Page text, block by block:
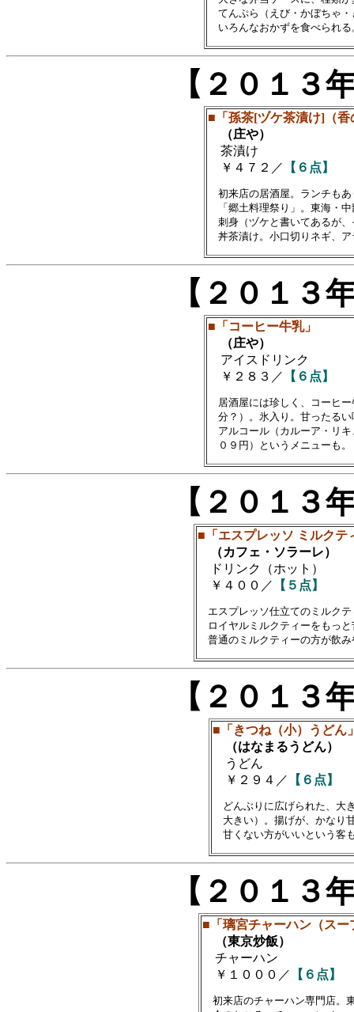
てんぷら（えび・かぼちゃ・
【２０１
■「孫茶[ヅケ茶漬け]（香
（庄や）
茶漬け
￥４７２／ 【６点】
初来店の居酒屋。ランチもあ
「郷土料理祭り」。東海・中
刺身（ヅケと書いてあるが
【２０１
■「コーヒー牛乳」
（庄や）
アイスドリンク
￥２８３／ 【６点】
居酒屋には珍しく、コーヒ
分？）。氷入り。甘ったるい
アルコール（カルーア・リキ
【２０１
■「エスプレッソ ミルクテ
（カフェ・ソラーレ）
ドリンク（ホット）
￥４００／ 【５点】
エスプレッソ仕立てのミルク
ロイヤルミルクティーをもっと
【２０１
■「きつね（小）うどん
（はなまるうどん）
うどん
￥２９４／
【６点】
どんぶりに広げられた、大
大きい）。揚げが、かなり
【２０１
■「璃宮チャーハン（スー
（東京炒飯）
チャーハン
￥１０００／
【６点】
初来店のチャーハン専門店。